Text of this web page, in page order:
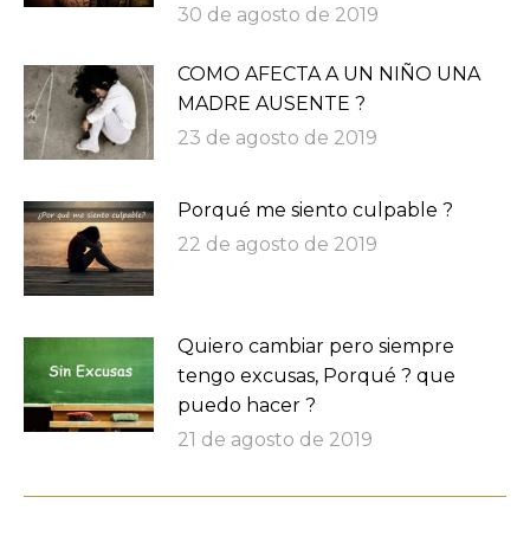
30 de agosto de 2019
COMO AFECTA A UN NIÑO UNA
MADRE AUSENTE ?
23 de agosto de 2019
Porqué me siento culpable ?
22 de agosto de 2019
Quiero cambiar pero siempre
tengo excusas, Porqué ? que
puedo hacer ?
21 de agosto de 2019